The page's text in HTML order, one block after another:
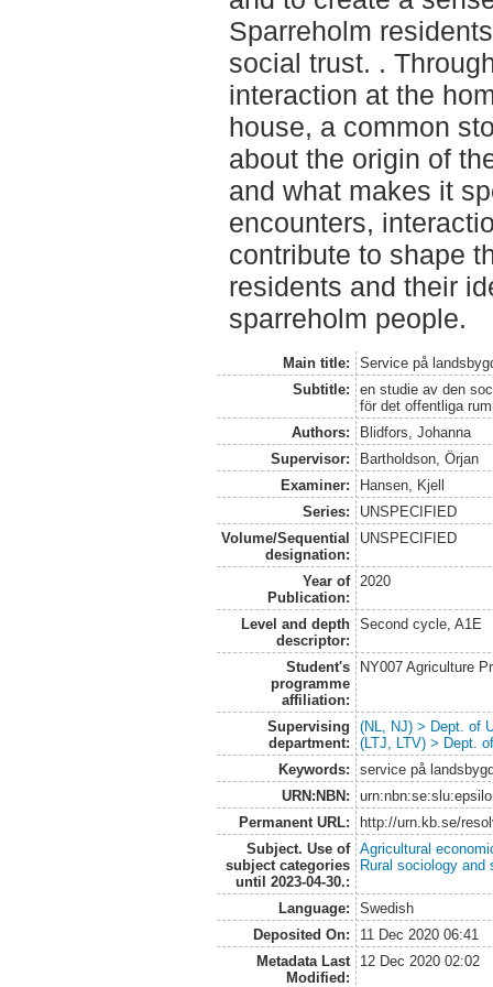
Sparreholm
social trust. .
interaction at the
house, a common
about the origin of
and what makes it
encounters,
contribute to shape
residents and their
sparreholm people.
Main title:
Service på
Subtitle:
en studie av den
för det offentliga
Authors:
Blidfors, Johanna
Supervisor:
Bartholdson, Örjan
Examiner:
Hansen, Kjell
Series:
UNSPECIFIED
Volume/Sequential
designation:
UNSPECIFIED
Year of
Publication:
2020
Level and depth
descriptor:
Second cycle, A1E
Student's
programme
affiliation:
NY007 Agriculture
Supervising
department:
(NL, NJ) > Dept. of
(LTJ, LTV) > Dept.
Keywords:
service på
URN:NBN:
Permanent URL:
http://urn.kb.se/
Subject. Use of
subject categories
until 2023-04-30.:
Agricultural
Rural sociology and
Language:
Swedish
Deposited On:
11 Dec 2020 06:41
Metadata Last
Modified:
12 Dec 2020 02:02